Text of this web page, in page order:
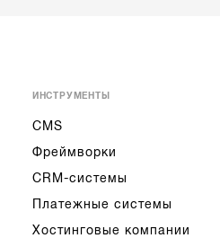
ИНСТРУМЕНТЫ
CMS
Фреймворки
CRM-системы
Платежные системы
Хостинговые компании